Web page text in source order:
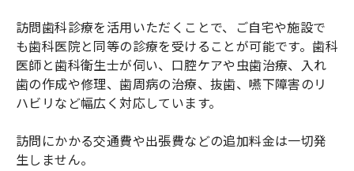
訪問歯科診療を活用いただくことで、ご自宅や施設で
も歯科医院と同等の診療を受けることが可能です。歯科
医師と歯科衛生士が伺い、口腔ケアや虫歯治療、入れ
歯の作成や修理、歯周病の治療、抜歯、嚥下障害のリ
ハビリなど幅広く対応しています。
訪問にかかる交通費や出張費などの追加料金は一切発
生しません。